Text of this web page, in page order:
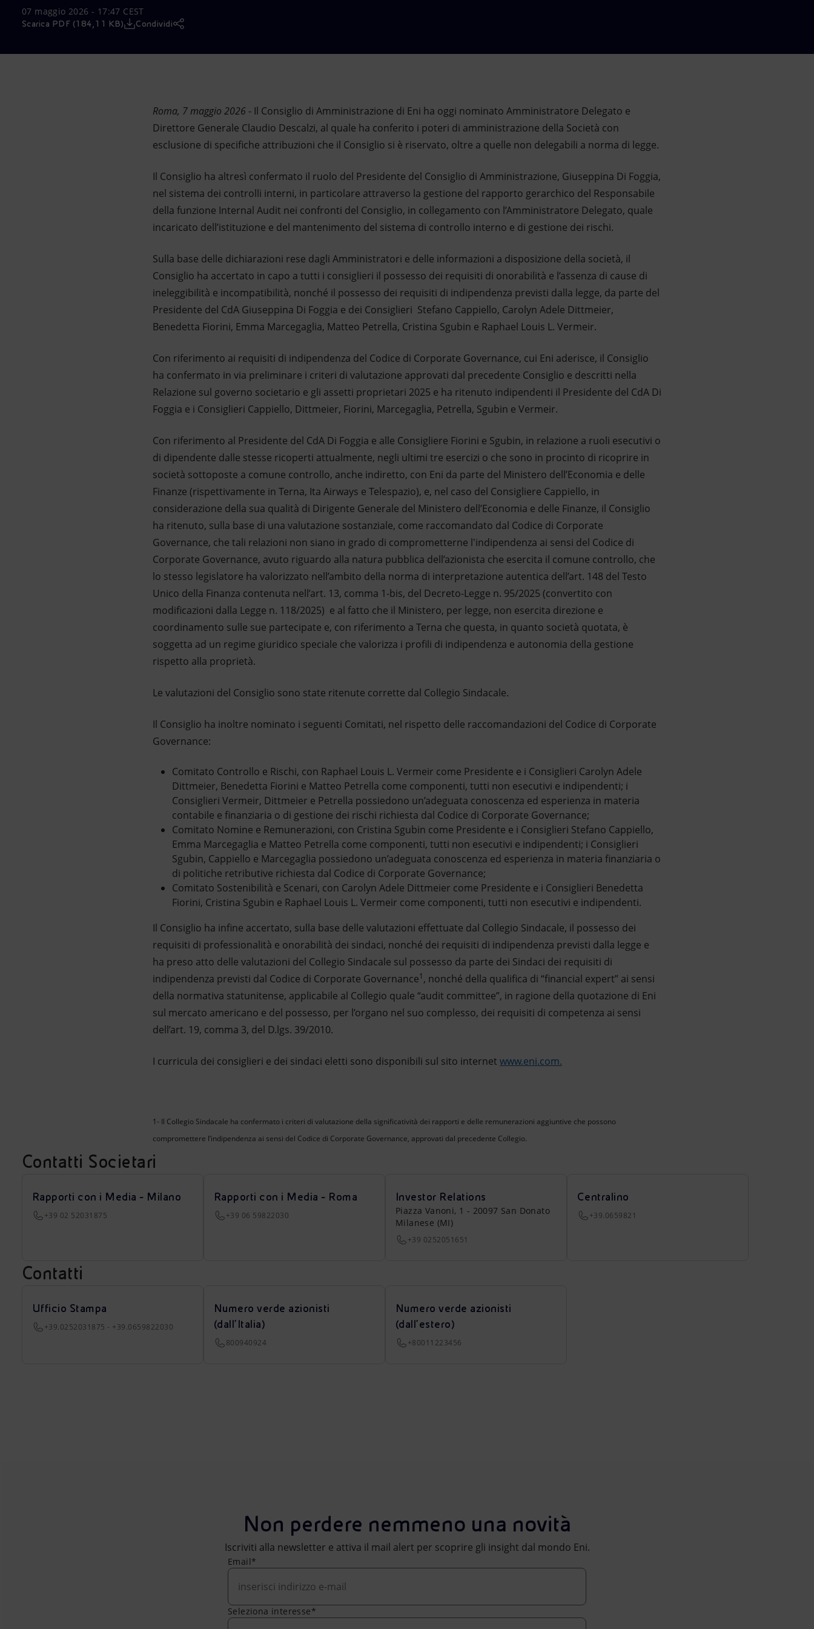
Market Abuse
07 maggio 2026 - 17:47 CEST
Scarica PDF (184,11 KB) Condividi
Roma, 7 maggio 2026 - Il Consiglio di Amministrazione di Eni ha oggi nominato Amministratore Delegato e
Direttore Generale Claudio Descalzi, al quale ha conferito i poteri di amministrazione della Società con
esclusione di specifiche attribuzioni che il Consiglio si è riservato, oltre a quelle non delegabili a norma di legge.
Il Consiglio ha altresì confermato il ruolo del Presidente del Consiglio di Amministrazione, Giuseppina Di Foggia,
nel sistema dei controlli interni, in particolare attraverso la gestione del rapporto gerarchico del Responsabile
della funzione Internal Audit nei confronti del Consiglio, in collegamento con l’Amministratore Delegato, quale
incaricato dell’istituzione e del mantenimento del sistema di controllo interno e di gestione dei rischi.
Sulla base delle dichiarazioni rese dagli Amministratori e delle informazioni a disposizione della società, il
Consiglio ha accertato in capo a tutti i consiglieri il possesso dei requisiti di onorabilità e l’assenza di cause di
ineleggibilità e incompatibilità, nonché il possesso dei requisiti di indipendenza previsti dalla legge, da parte del
Presidente del CdA Giuseppina Di Foggia e dei Consiglieri Stefano Cappiello, Carolyn Adele Dittmeier,
Benedetta Fiorini, Emma Marcegaglia, Matteo Petrella, Cristina Sgubin e Raphael Louis L. Vermeir.
Con riferimento ai requisiti di indipendenza del Codice di Corporate Governance, cui Eni aderisce, il Consiglio
ha confermato in via preliminare i criteri di valutazione approvati dal precedente Consiglio e descritti nella
Relazione sul governo societario e gli assetti proprietari 2025 e ha ritenuto indipendenti il Presidente del CdA Di
Foggia e i Consiglieri Cappiello, Dittmeier, Fiorini, Marcegaglia, Petrella, Sgubin e Vermeir.
Con riferimento al Presidente del CdA Di Foggia e alle Consigliere Fiorini e Sgubin, in relazione a ruoli esecutivi o
di dipendente dalle stesse ricoperti attualmente, negli ultimi tre esercizi o che sono in procinto di ricoprire in
società sottoposte a comune controllo, anche indiretto, con Eni da parte del Ministero dell’Economia e delle
Finanze (rispettivamente in Terna, Ita Airways e Telespazio), e, nel caso del Consigliere Cappiello, in
considerazione della sua qualità di Dirigente Generale del Ministero dell’Economia e delle Finanze, il Consiglio
ha ritenuto, sulla base di una valutazione sostanziale, come raccomandato dal Codice di Corporate
Governance, che tali relazioni non siano in grado di comprometterne l'indipendenza ai sensi del Codice di
Corporate Governance, avuto riguardo alla natura pubblica dell’azionista che esercita il comune controllo, che
lo stesso legislatore ha valorizzato nell’ambito della norma di interpretazione autentica dell’art. 148 del Testo
Unico della Finanza contenuta nell’art. 13, comma 1-bis, del Decreto-Legge n. 95/2025 (convertito con
modificazioni dalla Legge n. 118/2025) e al fatto che il Ministero, per legge, non esercita direzione e
coordinamento sulle sue partecipate e, con riferimento a Terna che questa, in quanto società quotata, è
soggetta ad un regime giuridico speciale che valorizza i profili di indipendenza e autonomia della gestione
rispetto alla proprietà.
Le valutazioni del Consiglio sono state ritenute corrette dal Collegio Sindacale.
Il Consiglio ha inoltre nominato i seguenti Comitati, nel rispetto delle raccomandazioni del Codice di Corporate
Governance:
Comitato Controllo e Rischi, con Raphael Louis L. Vermeir come Presidente e i Consiglieri Carolyn Adele
Dittmeier, Benedetta Fiorini e Matteo Petrella come componenti, tutti non esecutivi e indipendenti; i
Consiglieri Vermeir, Dittmeier e Petrella possiedono un’adeguata conoscenza ed esperienza in materia
contabile e finanziaria o di gestione dei rischi richiesta dal Codice di Corporate Governance;
Comitato Nomine e Remunerazioni, con Cristina Sgubin come Presidente e i Consiglieri Stefano Cappiello,
Emma Marcegaglia e Matteo Petrella come componenti, tutti non esecutivi e indipendenti; i Consiglieri
Sgubin, Cappiello e Marcegaglia possiedono un’adeguata conoscenza ed esperienza in materia finanziaria o
di politiche retributive richiesta dal Codice di Corporate Governance;
Comitato Sostenibilità e Scenari, con Carolyn Adele Dittmeier come Presidente e i Consiglieri Benedetta
Fiorini, Cristina Sgubin e Raphael Louis L. Vermeir come componenti, tutti non esecutivi e indipendenti.
Il Consiglio ha infine accertato, sulla base delle valutazioni effettuate dal Collegio Sindacale, il possesso dei
requisiti di professionalità e onorabilità dei sindaci, nonché dei requisiti di indipendenza previsti dalla legge e
ha preso atto delle valutazioni del Collegio Sindacale sul possesso da parte dei Sindaci dei requisiti di
indipendenza previsti dal Codice di Corporate Governance1 , nonché della qualifica di “financial expert” ai sensi
della normativa statunitense, applicabile al Collegio quale “audit committee”, in ragione della quotazione di Eni
sul mercato americano e del possesso, per l’organo nel suo complesso, dei requisiti di competenza ai sensi
dell’art. 19, comma 3, del D.lgs. 39/2010.
I curricula dei consiglieri e dei sindaci eletti sono disponibili sul sito internet www.eni.com.
1- Il Collegio Sindacale ha confermato i criteri di valutazione della significatività dei rapporti e delle remunerazioni aggiuntive che possono
compromettere l’indipendenza ai sensi del Codice di Corporate Governance, approvati dal precedente Collegio.
Contatti Societari
Rapporti con i Media - Milano
+39 02 52031875
Rapporti con i Media - Roma
+39 06 59822030
Investor Relations
Piazza Vanoni, 1 - 20097 San Donato
Milanese (MI)
+39 0252051651
Centralino
+39.0659821
Contatti
Ufficio Stampa
+39.0252031875 - +39.0659822030
Numero verde azionisti
(dall’Italia)
800940924
Numero verde azionisti
(dall’estero)
+80011223456
Non perdere nemmeno una novità
Iscriviti alla newsletter e attiva il mail alert per scoprire gli insight dal mondo Eni.
Email*
Seleziona interesse*